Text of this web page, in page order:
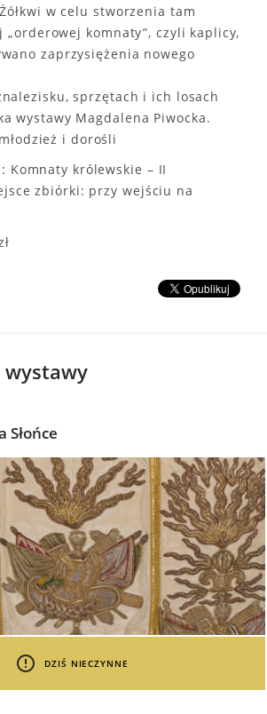
Żółkwi w celu stworzenia tam
komnaty”, czyli kaplicy,
zaprzysiężenia nowego
sprzętach i ich losach
wystawy Magdalena Piwocka.
i dorośli
Komnaty królewskie – II
zbiórki: przy wejściu na
wystawy
Słońce
DZIŚ NIECZYNNE